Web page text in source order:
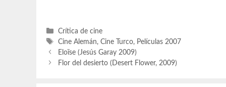
Categorías
Crítica de cine
Etiquetas
Cine Alemán,Cine Turco, Películas 2007
Eloïse (Jesús Garay 2009)
Flor del desierto (Desert Flower, 2009)